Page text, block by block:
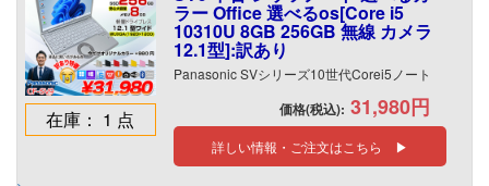
在庫： 1 点
ラー Office 選べるos[Core i5
10310U 8GB 256GB 無線 カメラ
12.1型]:訳あり
Panasonic SVシリーズ10世代Corei5ノート
価格(税込): 31,980円
詳しい情報・ご注文はこちら ▶